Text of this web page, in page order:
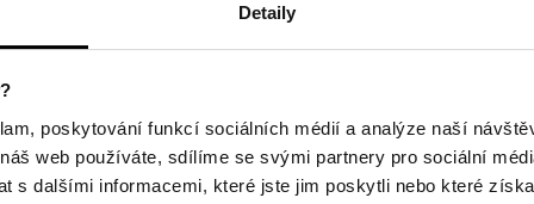
Detaily
poskytování funkcí sociálních médií a analýze naší
web používáte, sdílíme se svými partnery pro sociální
s dalšími informacemi, které jste jim poskytli nebo které
Kompresní Merino Ponožky Černé Lyžařské Kompresní
(Sada)